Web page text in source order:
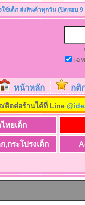
ใช้เด็ก ส่งสินค้าทุกวัน (ปิดรอบ 9
เฉ
หน้าหลัก กติ
/ติดต่อร้านได้ที่ Line
ทยเด็ก
ก,กระโปรงเด็ก